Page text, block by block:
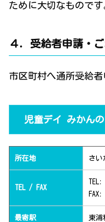
ために大切なものです
４．受給者申請・
市区町村へ通所受給
児童デイ みかん
所在地 さい
TEL / FAX
最寄駅 東浦